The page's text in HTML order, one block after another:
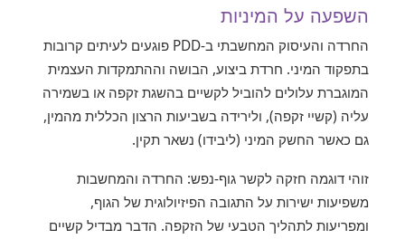
השפעה על המיניות
החרדה והעיסוק המחשבתי ב-PDD פוגעים לעיתים קרובות
בתפקוד המיני. חרדת ביצוע, הבושה וההתמקדות העצמית
המוגברת עלולים להוביל לקשיים בהשגת זקפה או בשמירה
עליה (קשיי זקפה), ולירידה בשביעות הרצון הכללית מהמין,
גם כאשר החשק המיני (ליבידו) נשאר תקין.
זוהי דוגמה חזקה לקשר גוף-נפש: החרדה והמחשבות
משפיעות ישירות על התגובה הפיזיולוגית של הגוף,
ומפריעות לתהליך הטבעי של הזקפה. הדבר מבדיל קשיים